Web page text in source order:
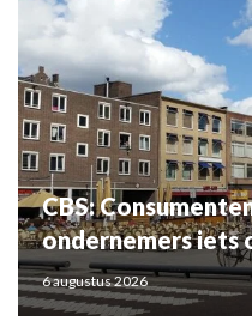
CBS:
ondernemers iets
6 augustus 2026